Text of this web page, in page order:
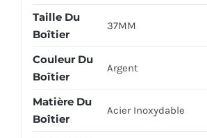
Taille Du
Boîtier
37MM
Couleur Du
Boîtier
Argent
Matière Du
Boîtier
Acier Inoxydable